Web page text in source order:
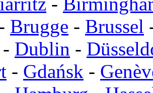
Brugge - Brussel
- Dublin -
- Gdańsk -